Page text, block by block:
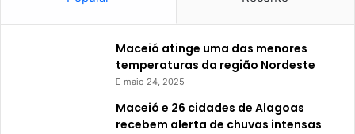
Maceió atinge uma das menores
temperaturas da região Nordeste
maio 24, 2025
Maceió e 26 cidades de Alagoas
recebem alerta de chuvas intensas